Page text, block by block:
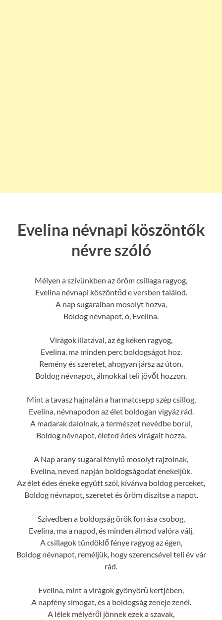
Evelina névnapi köszöntők
névre szóló
Mélyen a szívünkben az öröm csillaga ragyog,
Evelina névnapi köszöntőd e versben találod.
A nap sugaraiban mosolyt hozva,
Boldog névnapot, ó, Evelina.
Virágok illatával, az ég kéken ragyog,
Evelina, ma minden perc boldogságot hoz.
Remény és szeretet, ahogyan jársz az úton,
Boldog névnapot, álmokkal teli jövőt hozzon.
Mint a tavasz hajnalán a harmatcsepp szép csillog,
Evelina, névnapodon az élet boldogan vigyáz rád.
A madarak dalolnak, a természet nevédbe borul,
Boldog névnapot, életed édes virágait hozza.
A Nap arany sugarai fénylő mosolyt rajzolnak,
Evelina, neved napján boldogságodat énekeljük.
Az élet édes éneke együtt szól, kívánva boldog perceket,
Boldog névnapot, szeretet és öröm díszítse a napot.
Szívedben a boldogság örök forrása csobog,
Evelina, ma a napod, és minden álmod valóra válj.
A csillagok tündöklő fénye ragyog az égen,
Boldog névnapot, reméljük, hogy szerencsével teli év vár
rád.
Evelina, mint a virágok gyönyörű kertjében,
A napfény simogat, és a boldogság zeneje zenél.
A lélek mélyéről jönnek ezek a szavak,